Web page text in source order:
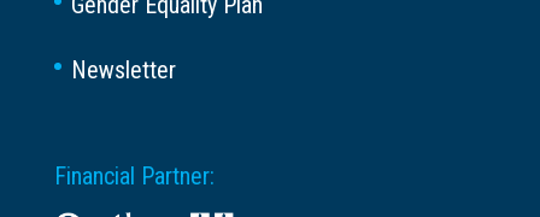
Newsletter
Financial Partner: